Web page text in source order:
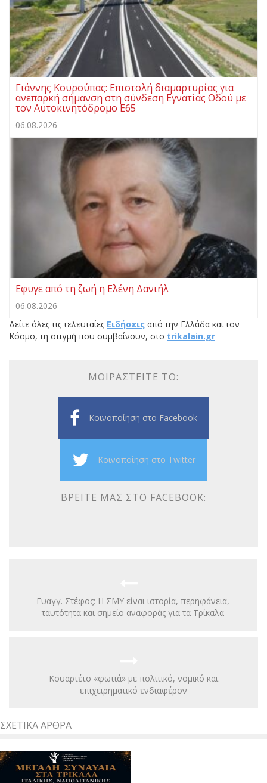
Γιάννης Κουρούπας: Επιστολή διαμαρτυρίας για
ανεπαρκή σήμανση στη σύνδεση Εγνατίας Οδού με
τον Αυτοκινητόδρομο Ε65
06.08.2026
Εφυγε από τη ζωή η Ελένη Δανιήλ
06.08.2026
Δείτε όλες τις τελευταίες Ειδήσεις από την Ελλάδα και τον
Κόσμο, τη στιγμή που συμβαίνουν, στο trikalain.gr
ΜΟΙΡΑΣΤΕΊΤΕ ΤΟ:
Κοινοποίηση στο Facebook
Κοινοποίηση στο Twitter
ΒΡΕΊΤΕ ΜΑΣ ΣΤΟ FACEBOOK:
Ευαγγ. Στέφος: Η ΣΜΥ είναι ιστορία, περηφάνεια,
ταυτότητα και σημείο αναφοράς για τα Τρίκαλα
Κουαρτέτο «φωτιά» με πολιτικό, νομικό και
επιχειρηματικό ενδιαφέρον
ΣΧΕΤΙΚΆ ΆΡΘΡΑ